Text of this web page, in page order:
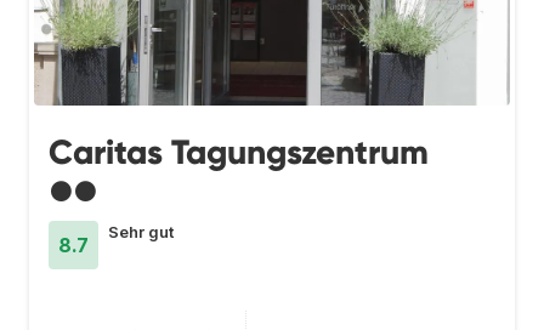
Caritas Tagungszentrum
●●
8.7
Sehr gut